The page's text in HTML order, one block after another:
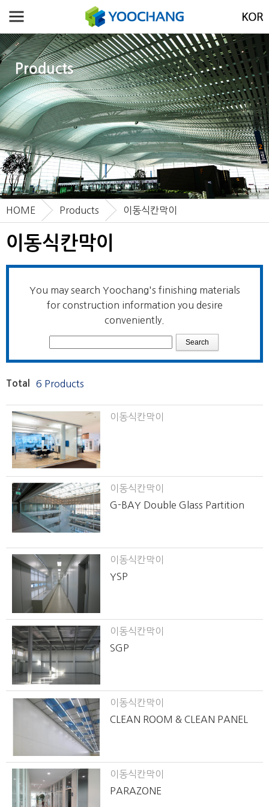
Products
이동식칸막이
HOME Products 이동식칸막이
You may search Yoochang's finishing materials
for construction information you desire
conveniently.
Total 6 Products
이동식칸막이
이동식칸막이
G-BAY Double Glass Partition
이동식칸막이
YSP
이동식칸막이
SGP
이동식칸막이
CLEAN ROOM & CLEAN PANEL
이동식칸막이
PARAZONE